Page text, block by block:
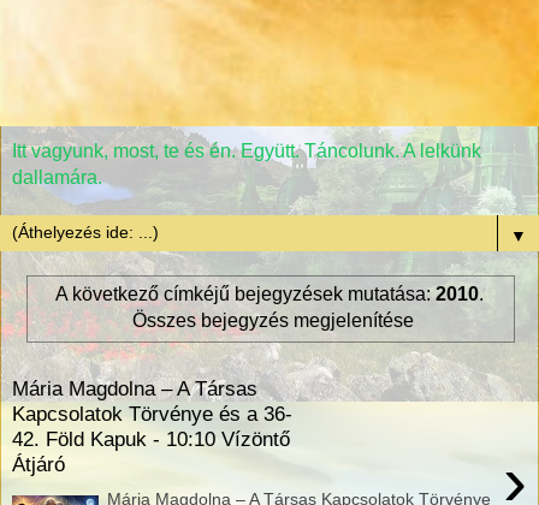
Itt vagyunk, most, te és én. Együtt. Táncolunk. A lelkünk
dallamára.
▼
A következő címkéjű bejegyzések mutatása:2010.
Összes bejegyzés megjelenítése
Mária Magdolna – A Társas
Kapcsolatok Törvénye és a 36-
42. Föld Kapuk - 10:10 Vízöntő
Átjáró
›
Mária Magdolna – A Társas Kapcsolatok Törvénye